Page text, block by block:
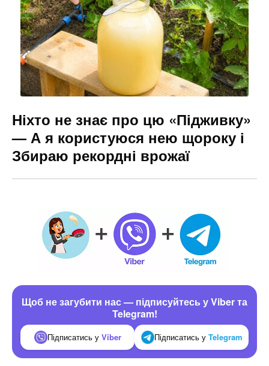
Ніхто не знає про цю «Підживку»
— А я користуюся нею щороку і
Збираю рекордні врожаї
Щоб не загубити нас — підписуйтесь у Viber та
Telegram!
Підписатись у Viber Підписатись у Telegram